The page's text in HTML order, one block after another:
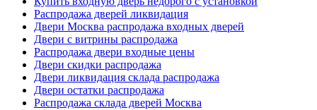
Распродажа дверей ликвидация
Двери Москва распродажа входных дверей
Двери с витрины распродажа
Распродажа двери входные цены
Двери скидки распродажа
Двери ликвидация склада распродажа
Двери остатки распродажа
Распродажа склада дверей Москва